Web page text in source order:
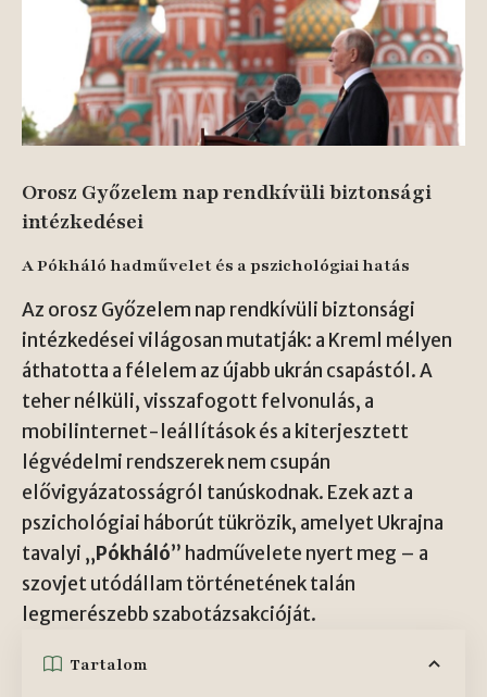
Orosz Győzelem nap rendkívüli biztonsági
intézkedései
A Pókháló hadművelet és a pszichológiai hatás
Az orosz Győzelem nap rendkívüli biztonsági
intézkedései világosan mutatják: a Kreml mélyen
áthatotta a félelem az újabb ukrán csapástól. A
teher nélküli, visszafogott felvonulás, a
mobilinternet-leállítások és a kiterjesztett
légvédelmi rendszerek nem csupán
elővigyázatosságról tanúskodnak. Ezek azt a
pszichológiai háborút tükrözik, amelyet Ukrajna
tavalyi „Pókháló” hadművelete nyert meg – a
szovjet utódállam történetének talán
legmerészebb szabotázsakcióját.
Tartalom